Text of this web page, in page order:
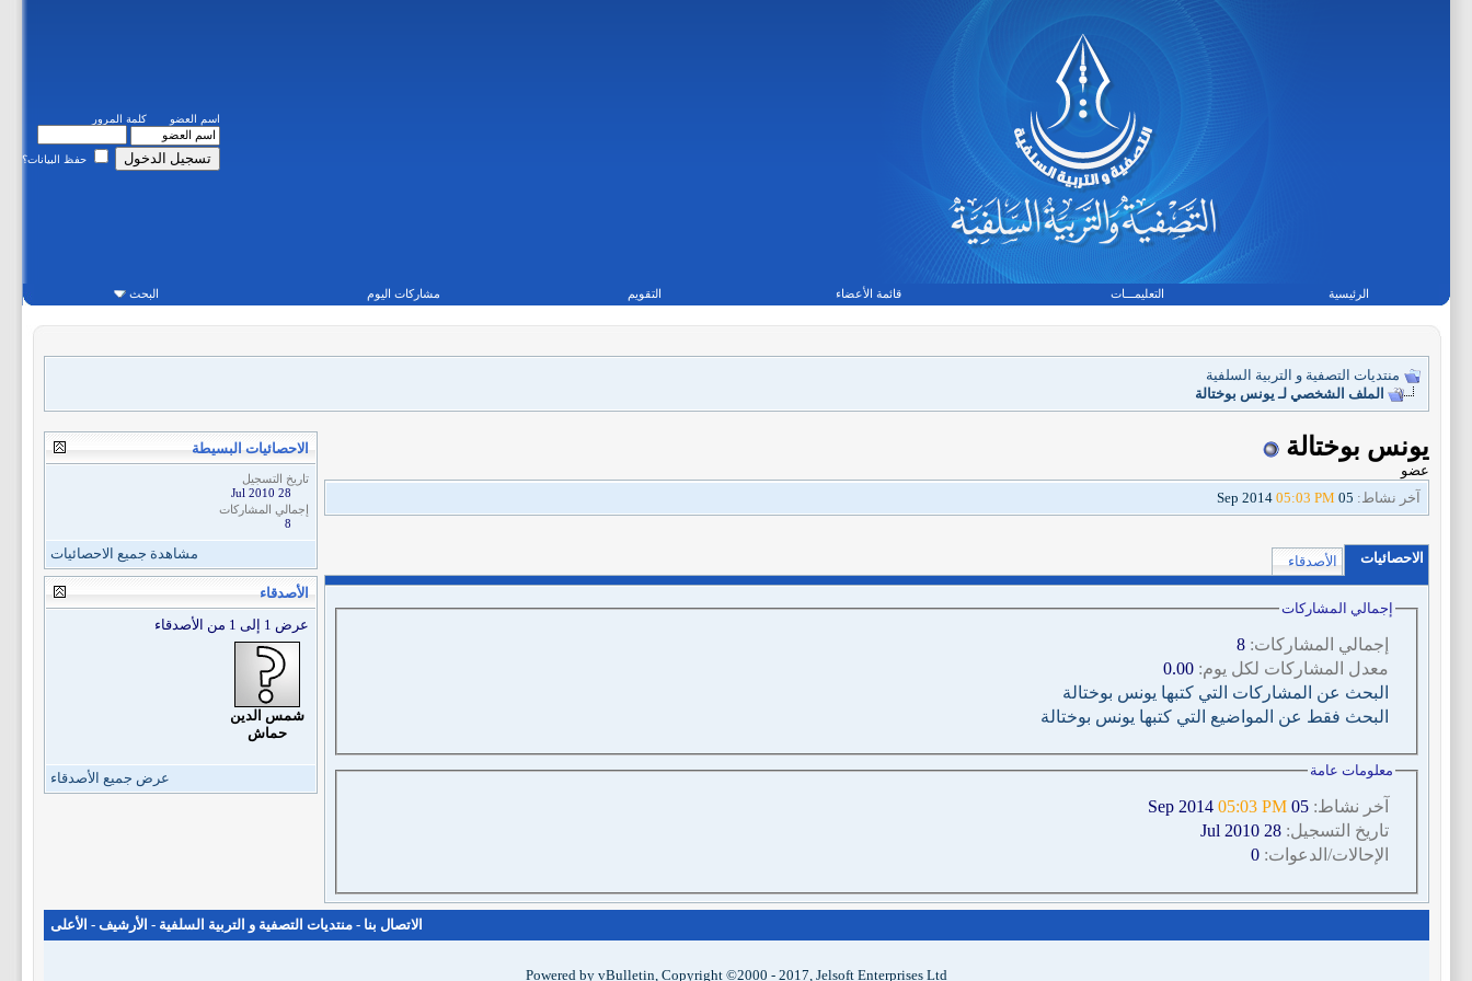
اسم العضو كلمة المرور
حفظ البيانات؟
الرئيسية التعليمـــات قائمة الأعضاء التقويم مشاركات اليوم البحث
منتديات التصفية و التربية السلفية
الملف الشخصي لـ يونس بوختالة
يونس بوختالة
عضو
آخر نشاط:
05:03 PM
الاحصائيات الأصدقاء
إجمالي المشاركات
إجمالي المشاركات:
معدل المشاركات لكل يوم:
البحث عن المشاركات التي كتبها يونس بوختالة
البحث فقط عن المواضيع التي كتبها يونس بوختالة
معلومات عامة
آخر نشاط:
05:03 PM
تاريخ التسجيل:
الإحالات/الدعوات:
الاحصائيات البسيطة
تاريخ التسجيل
28 Jul 2010
إجمالي المشاركات
8
مشاهدة جميع الاحصائيات
الأصدقاء
عرض 1 إلى 1 من الأصدقاء
شمس الدين
حماش
عرض جميع الأصدقاء
الاتصال بنا - منتديات التصفية و التربية السلفية - الأرشيف - الأعلى
Powered by vBulletin, Copyright ©2000 - 2017, Jelsoft Enterprises Ltd